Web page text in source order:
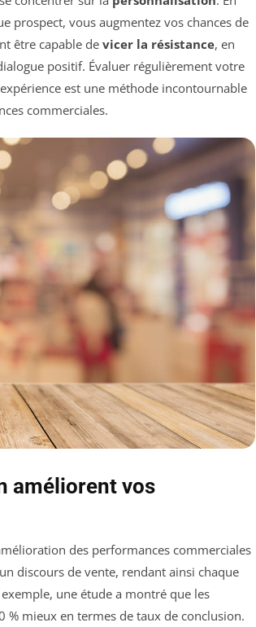
prospect, vous augmentez vos chances de
être capable devicer la résistance, en
positif. Évaluer régulièrement votre
est une méthode incontournable
commerciales.
améliorent vos
des performances commerciales
discours de vente, rendant ainsi chaque
une étude a montré que les
% mieux en termes de taux de conclusion.